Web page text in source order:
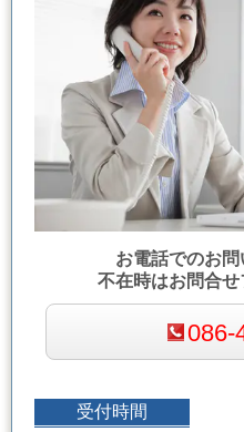
お電話でのお
不在時はお問合
086-
受付時間